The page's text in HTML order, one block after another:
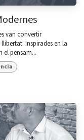
van convertir
Inspirades en la
pensam...